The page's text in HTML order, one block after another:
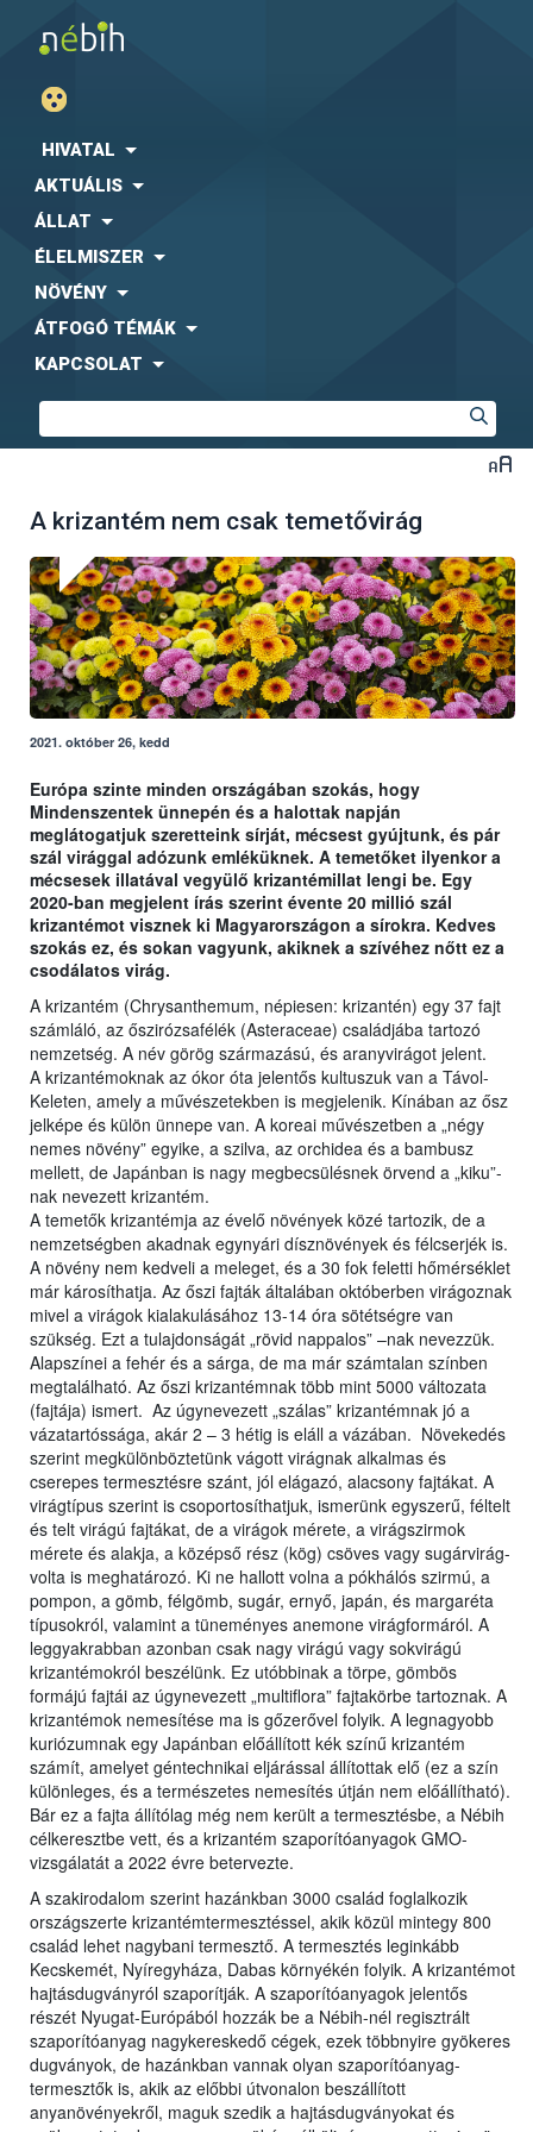
HIVATAL
AKTUÁLIS
ÁLLAT
ÉLELMISZER
NÖVÉNY
ÁTFOGÓ TÉMÁK
KAPCSOLAT
A krizantém nem csak temetővirág
2021. október 26, kedd
Európa szinte minden országában szokás, hogy
Mindenszentek ünnepén és a halottak napján
meglátogatjuk szeretteink sírját, mécsest gyújtunk, és pár
szál virággal adózunk emléküknek. A temetőket ilyenkor a
mécsesek illatával vegyülő krizantémillat lengi be. Egy
2020-ban megjelent írás szerint évente 20 millió szál
krizantémot visznek ki Magyarországon a sírokra. Kedves
szokás ez, és sokan vagyunk, akiknek a szívéhez nőtt ez a
csodálatos virág.
A krizantém (Chrysanthemum, népiesen: krizantén) egy 37 fajt
számláló, az őszirózsafélék (Asteraceae) családjába tartozó
nemzetség. A név görög származású, és aranyvirágot jelent.
A krizantémoknak az ókor óta jelentős kultuszuk van a Távol-
Keleten, amely a művészetekben is megjelenik. Kínában az ősz
jelképe és külön ünnepe van. A koreai művészetben a „négy
nemes növény” egyike, a szilva, az orchidea és a bambusz
mellett, de Japánban is nagy megbecsülésnek örvend a „kiku”-
nak nevezett krizantém.
A temetők krizantémja az évelő növények közé tartozik, de a
nemzetségben akadnak egynyári dísznövények és félcserjék is.
A növény nem kedveli a meleget, és a 30 fok feletti hőmérséklet
már károsíthatja. Az őszi fajták általában októberben virágoznak
mivel a virágok kialakulásához 13-14 óra sötétségre van
szükség. Ezt a tulajdonságát „rövid nappalos” –nak nevezzük.
Alapszínei a fehér és a sárga, de ma már számtalan színben
megtalálható. Az őszi krizantémnak több mint 5000 változata
(fajtája) ismert. Az úgynevezett „szálas” krizantémnak jó a
vázatartóssága, akár 2 – 3 hétig is eláll a vázában. Növekedés
szerint megkülönböztetünk vágott virágnak alkalmas és
cserepes termesztésre szánt, jól elágazó, alacsony fajtákat. A
virágtípus szerint is csoportosíthatjuk, ismerünk egyszerű, féltelt
és telt virágú fajtákat, de a virágok mérete, a virágszirmok
mérete és alakja, a középső rész (kög) csöves vagy sugárvirág-
volta is meghatározó. Ki ne hallott volna a pókhálós szirmú, a
pompon, a gömb, félgömb, sugár, ernyő, japán, és margaréta
típusokról, valamint a tüneményes anemone virágformáról. A
leggyakrabban azonban csak nagy virágú vagy sokvirágú
krizantémokról beszélünk. Ez utóbbinak a törpe, gömbös
formájú fajtái az úgynevezett „multiflora” fajtakörbe tartoznak. A
krizantémok nemesítése ma is gőzerővel folyik. A legnagyobb
kuriózumnak egy Japánban előállított kék színű krizantém
számít, amelyet géntechnikai eljárással állítottak elő (ez a szín
különleges, és a természetes nemesítés útján nem előállítható).
Bár ez a fajta állítólag még nem került a termesztésbe, a Nébih
célkeresztbe vett, és a krizantém szaporítóanyagok GMO-
vizsgálatát a 2022 évre betervezte.
A szakirodalom szerint hazánkban 3000 család foglalkozik
országszerte krizantémtermesztéssel, akik közül mintegy 800
család lehet nagybani termesztő. A termesztés leginkább
Kecskemét, Nyíregyháza, Dabas környékén folyik. A krizantémot
hajtásdugványról szaporítják. A szaporítóanyagok jelentős
részét Nyugat-Európából hozzák be a Nébih-nél regisztrált
szaporítóanyag nagykereskedő cégek, ezek többnyire gyökeres
dugványok, de hazánkban vannak olyan szaporítóanyag-
termesztők is, akik az előbbi útvonalon beszállított
anyanövényekről, maguk szedik a hajtásdugványokat és